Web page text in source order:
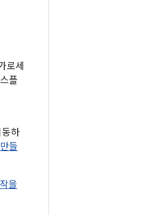
로세
플
하
들
을